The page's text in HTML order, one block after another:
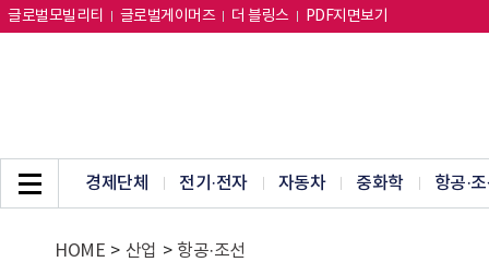
글로벌모빌리티 글로벌게이머즈 더 블링스 PDF지면보기
경제단체 전기·전자 자동차 중화학 항공·
HOME > 산업 > 항공·조선